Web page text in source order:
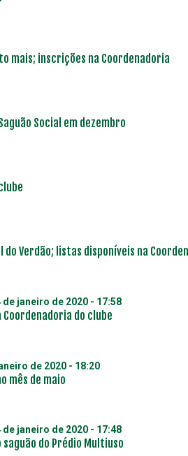
mais; inscrições na Coordenadoria
Social em dezembro
Verdão; listas disponíveis na
de janeiro de 2020 - 17:58
do clube
de 2020 - 18:20
mês de maio
de janeiro de 2020 - 17:48
do Prédio Multiuso